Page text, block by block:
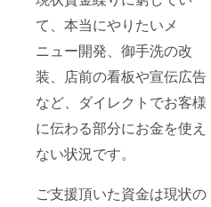
て、本当にやりたいメ
ニュー開発、御手洗の改
装、店前の看板や宣伝広告
など、ダイレクトでお客様
に伝わる部分にお金を使え
ない状況です。
ご支援頂いた資金は現状の